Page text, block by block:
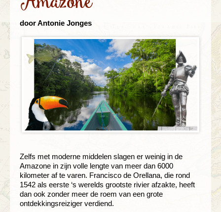
door Antonie Jonges
Zelfs met moderne middelen slagen er weinig in de
Amazone in zijn volle lengte van meer dan 6000
kilometer af te varen. Francisco de Orellana, die rond
1542 als eerste ‘s werelds grootste rivier afzakte, heeft
dan ook zonder meer de roem van een grote
ontdekkingsreiziger verdiend.